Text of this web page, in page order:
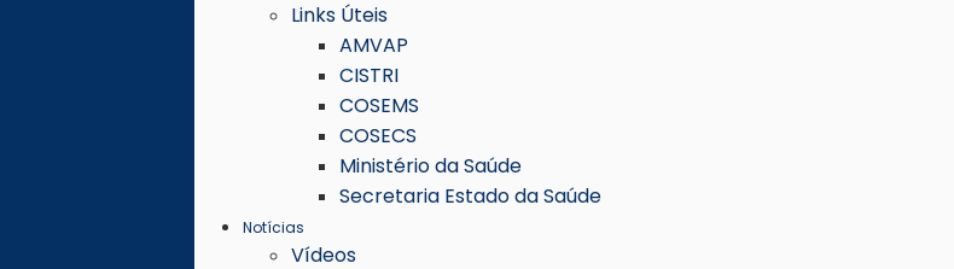
Links Úteis
AMVAP
CISTRI
COSEMS
COSECS
Ministério da Saúde
Secretaria Estado da Saúde
Notícias
Vídeos